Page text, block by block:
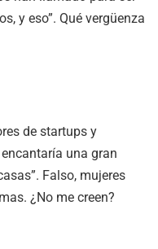
y eso”. Qué vergüenza
de startups y
una gran
Falso, mujeres
¿No me creen?